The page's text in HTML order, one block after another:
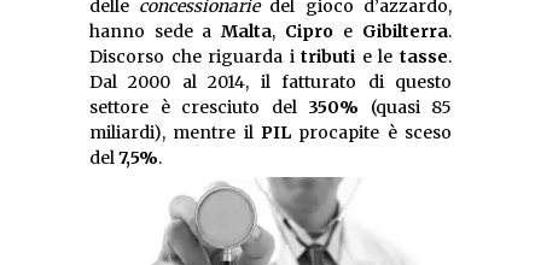
delle concessionariedel gioco d’azzardo,
hanno sede a Malta, Cipro e Gibilterra.
Discorso che riguarda i tributi e le tasse.
Dal 2000 al 2014, il fatturato di questo
settore è cresciuto del 350% (quasi 85
miliardi), mentre il PIL procapite è sceso
del7,5%.